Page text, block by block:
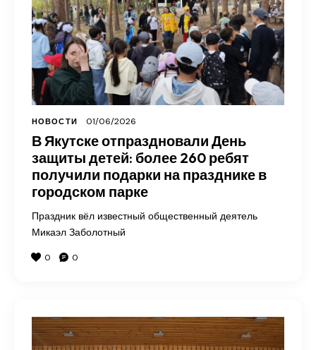
НОВОСТИ 01/06/2026
В Якутске отпраздновали День
защиты детей: более 260 ребят
получили подарки на празднике в
городском парке
Праздник вёл известный общественный деятель
Микаэл Заболотный
0 0